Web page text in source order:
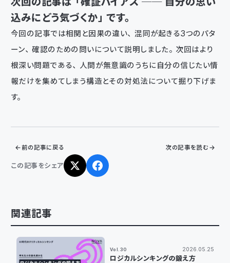
込みにどう気づくか」です。
今回の記事では相関と因果の違い、混同が起きる3つのパタ
ーン、確認のための問いについて説明しました。次回はより
根深い問題である、人間が無意識のうちに自分の信じたい情
報だけを集めてしまう構造とその対処法について掘り下げま
す。
前の記事に戻る 次の記事を読む
この記事をシェア
関連記事
Vol.30 2026.05.25
ロジカルシンキングの鍛え方